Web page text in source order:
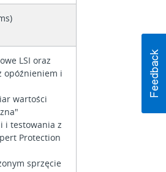
LSI oraz
opóźnieniem i
wartości
i testowania z
Protection
sprzęcie